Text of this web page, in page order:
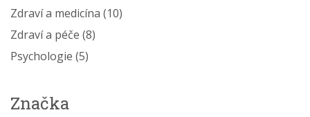
Zdraví a medicína (10)
Zdraví a péče (8)
Psychologie (5)
Značka